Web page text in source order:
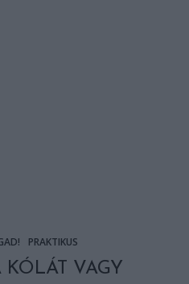
PRAKTIKUS
KÓLÁT VAGY